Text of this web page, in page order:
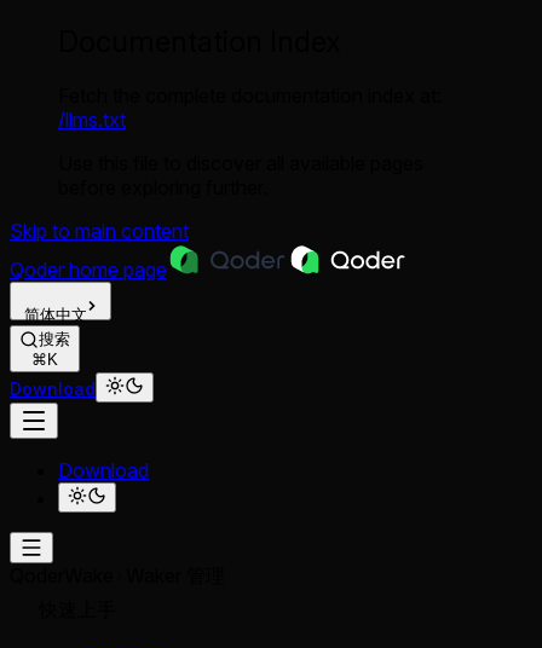
/llms.txt
Skip to main content
Qoder home page
简体中文
搜索
⌘K
Download
Download